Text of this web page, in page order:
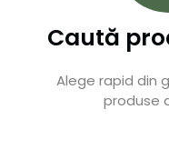
Caută
Alege rapid din
produse